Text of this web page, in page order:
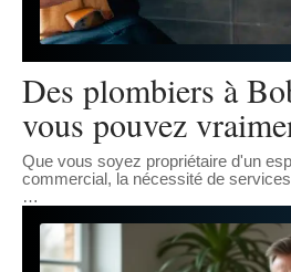
Des plombiers à
vous pouvez
Que vous soyez propriétaire d'un
commercial, la nécessité de
…